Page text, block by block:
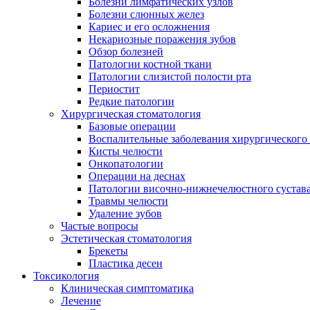
Болезни слюнных желез
Кариес и его осложнения
Некариозные поражения зубов
Обзор болезней
Патологии костной ткани
Патологии слизистой полости рта
Периостит
Редкие патологии
Хирургическая стоматология
Базовые операции
Воспалительные заболевания
Кисты челюсти
Онкопатологии
Операции на деснах
Патологии височно-нижнечелюстного сустава
Травмы челюсти
Удаление зубов
Частые вопросы
Эстетическая стоматология
Брекеты
Пластика десен
Токсикология
Клиническая симптоматика
Лечение